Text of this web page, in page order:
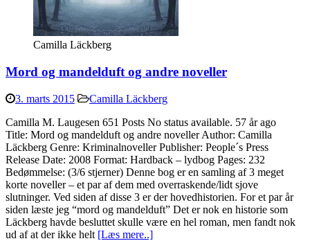
Camilla Läckberg
Mord og mandelduft og andre noveller
3. marts 2015
Camilla Läckberg
Camilla M. Laugesen 651 Posts No status available. 57 år ago
Title: Mord og mandelduft og andre noveller Author: Camilla
Läckberg Genre: Kriminalnoveller Publisher: People´s Press
Release Date: 2008 Format: Hardback – lydbog Pages: 232
Bedømmelse: (3/6 stjerner) Denne bog er en samling af 3 meget
korte noveller – et par af dem med overraskende/lidt sjove
slutninger. Ved siden af disse 3 er der hovedhistorien. For et par år
siden læste jeg “mord og mandelduft” Det er nok en historie som
Läckberg havde besluttet skulle være en hel roman, men fandt nok
ud af at der ikke helt [Læs mere..]